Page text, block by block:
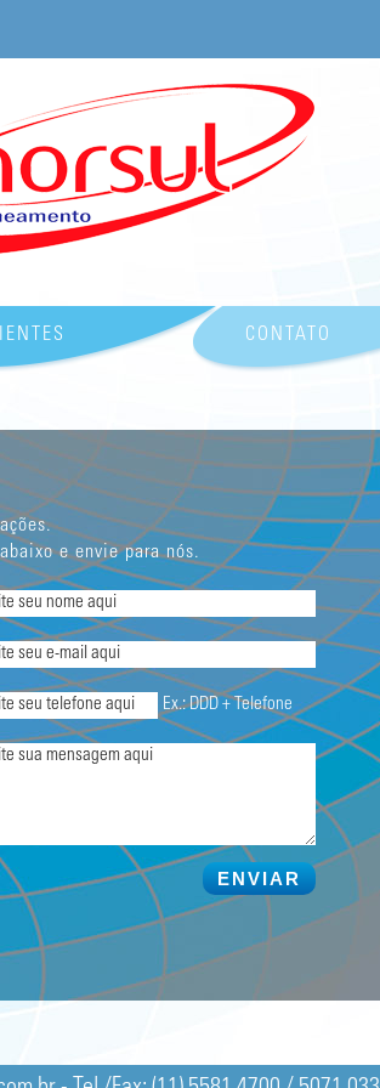
CONTATO
e envie para nós.
Ex.: DDD + Telefone
ENVIAR